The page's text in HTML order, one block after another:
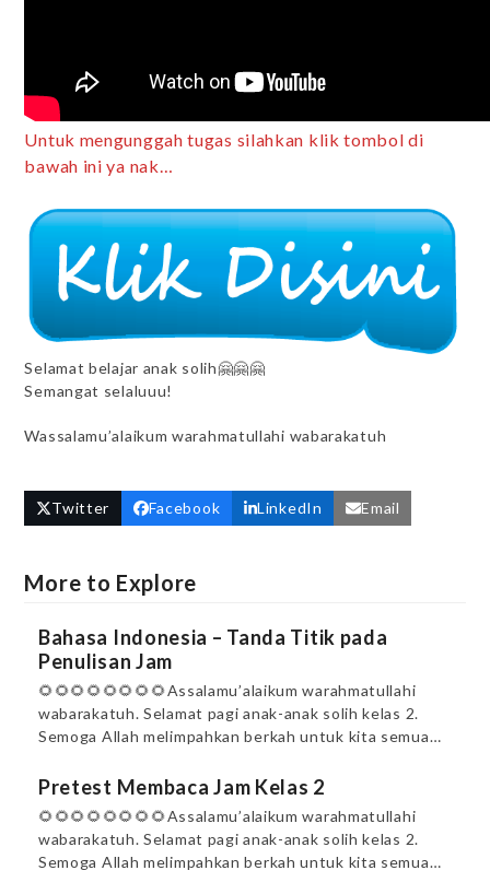
Untuk mengunggah tugas silahkan klik tombol di
bawah ini ya nak…
Selamat belajar anak solih🤗🤗🤗
Semangat selaluuu!
Wassalamu’alaikum warahmatullahi wabarakatuh
Twitter Facebook LinkedIn Email
More to Explore
Bahasa Indonesia – Tanda Titik pada
Penulisan Jam
🌻🌻🌻🌻🌻🌻🌻🌻Assalamu’alaikum warahmatullahi
wabarakatuh. Selamat pagi anak-anak solih kelas 2.
Semoga Allah melimpahkan berkah untuk kita semua…
Pretest Membaca Jam Kelas 2
🌻🌻🌻🌻🌻🌻🌻🌻Assalamu’alaikum warahmatullahi
wabarakatuh. Selamat pagi anak-anak solih kelas 2.
Semoga Allah melimpahkan berkah untuk kita semua…